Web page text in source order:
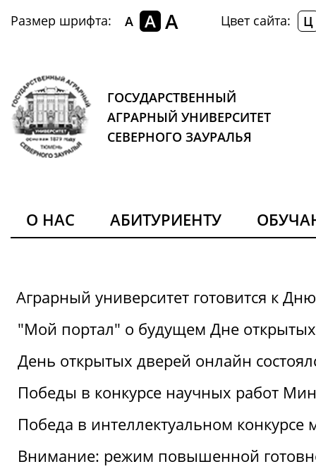
Размер шрифта: A A A Цвет сайта: Ц
ГОСУДАРСТВЕННЫЙ
АГРАРНЫЙ УНИВЕРСИТЕТ
СЕВЕРНОГО ЗАУРАЛЬЯ
О НАС АБИТУРИЕНТУ
Аграрный университет готовится к
"Мой портал" о будущем Дне
День открытых дверей онлайн
Победы в конкурсе научных работ
Победа в интеллектуальном конкурсе
Внимание: режим повышенной